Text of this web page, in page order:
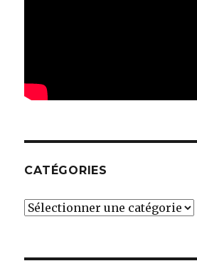
CATÉGORIES
Catégories